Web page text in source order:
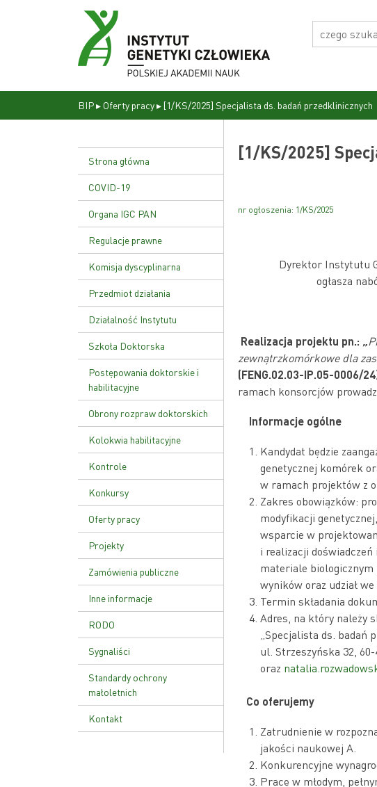
BIP▸ Oferty pracy▸ [1/KS/2025] Specjalista ds. badań przedklinicznych
Strona główna
COVID-19
Organa IGC PAN
Dyrekcja
Rada naukowa
Regulacje prawne
Statut Instytutu
Uchwała nr 17/02
Ustawa o PAN
Komisja dyscyplinarna
Przedmiot działania
Działalność Instytutu
Zakład Genetyki Molekularnej
i Translacyjnej
Zakład Funkcji Kwasów
Nukleinowych
Zakład Patologii Molekularnej
Zakład Zaawansowanych
Terapii Biomedycznych i
Niepłodności
Zakład Genetyki Nowotworów
Zakład Biologii Rozrodu i
Genomiki Gamet
Szkoła Doktorska
Plan zajęć
Rekrutacja
Postępowania doktorskie i
habilitacyjne
Obrony rozpraw doktorskich
Kolokwia habilitacyjne
Kontrole
Kontrola zarządcza
Kontrole zewnętrzne
sprawie kontroli zarządczej
Konkursy
Oferty pracy
Projekty
Zamówienia publiczne
Inne informacje
RODO
Sygnaliści
Standardy ochrony
małoletnich
Kontakt
[1/KS/2025]
nr ogłoszenia: 1/KS/2025
Dyrektor Instytutu
ogłasza
Realizacja projektu pn.: „
zewnątrzkomórkowe dla
(FENG.02.03-IP.05-0006/
ramach konsorcjów
Informacje ogólne
Kandydat będzie
genetycznej komórek
w ramach projektów z
Zakres obowiązków:
modyfikacji
wsparcie w
i realizacji
materiale
wyników oraz udział
Termin składania
Adres, na który należy
„Specjalista ds. badań
ul. Strzeszyńska 32,
oraz
Co oferujemy
Zatrudnienie w
jakości naukowej A.
Konkurencyjne
Pracę w młodym,